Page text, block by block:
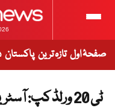
صفحۂ اول تازہ ترین پاکستان